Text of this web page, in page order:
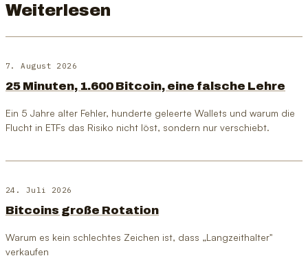
Weiterlesen
7. August 2026
25 Minuten, 1.600 Bitcoin, eine falsche Lehre
Ein 5 Jahre alter Fehler, hunderte geleerte Wallets und warum die
Flucht in ETFs das Risiko nicht löst, sondern nur verschiebt.
24. Juli 2026
Bitcoins große Rotation
Warum es kein schlechtes Zeichen ist, dass „Langzeithalter"
verkaufen